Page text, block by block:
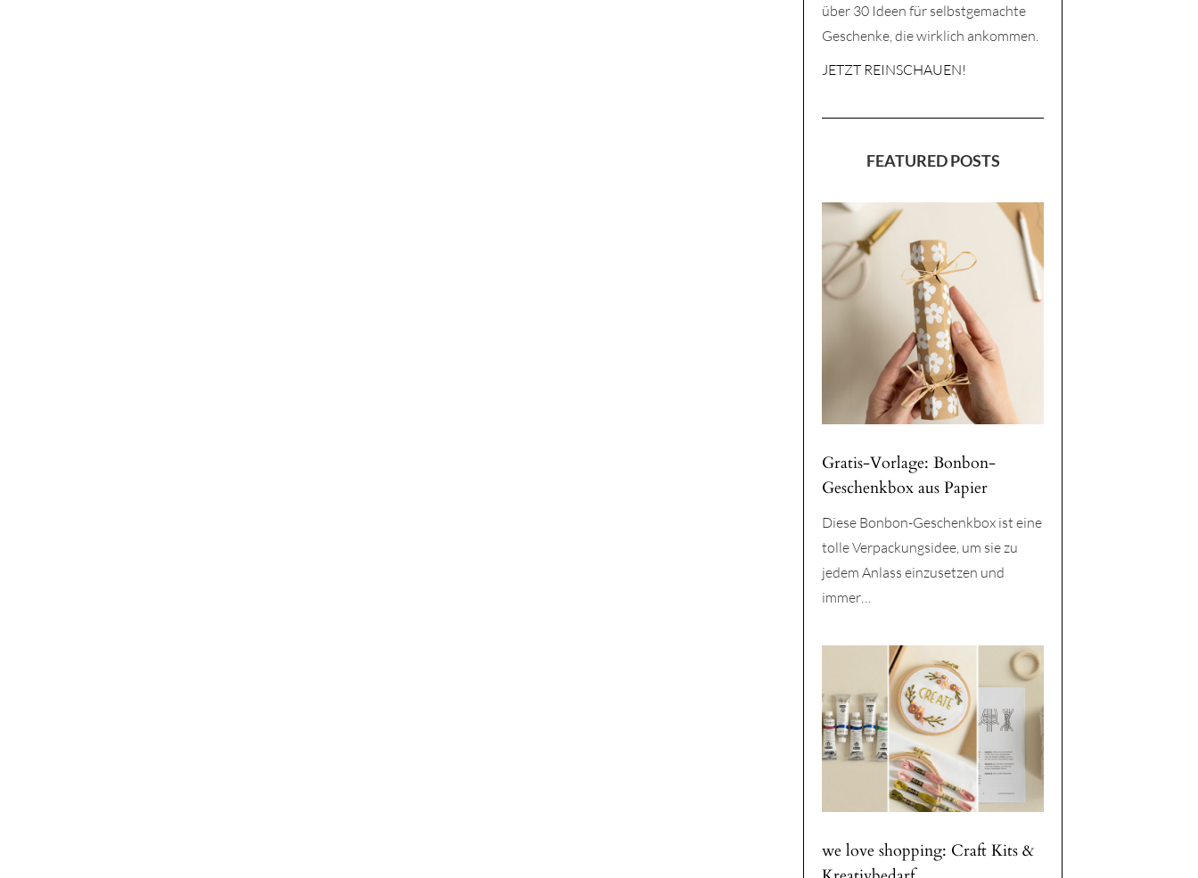
über 30 Ideen für selbstgemachte
Geschenke, die wirklich ankommen.
JETZT REINSCHAUEN!
FEATURED POSTS
Gratis-Vorlage: Bonbon-
Geschenkbox aus Papier
Diese Bonbon-Geschenkbox ist eine
tolle Verpackungsidee, um sie zu
jedem Anlass einzusetzen und
immer…
we love shopping: Craft Kits &